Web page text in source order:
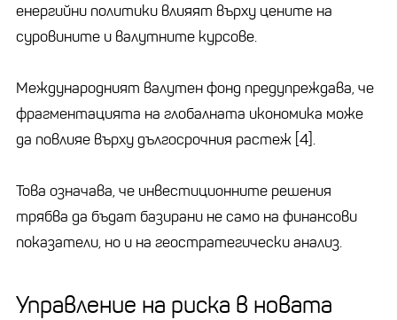
енергийни политики влияят върху цените на
суровините и валутните курсове.
Международният валутен фонд предупреждава, че
фрагментацията на глобалната икономика може
да повлияе върху дългосрочния растеж [4].
Това означава, че инвестиционните решения
трябва да бъдат базирани не само на финансови
показатели, но и на геостратегически анализ.
Управление на риска в новата